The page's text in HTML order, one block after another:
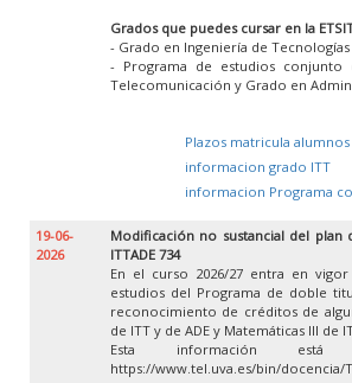
Grados que puedes cursar en la
- Grado en Ingeniería de
- Programa de estudios conjunto
Telecomunicación y Grado en
Plazos matricula
informacion grado ITT
informacion Programa
19-06-
2026
Modificación no sustancial del
ITTADE 734
En el curso 2026/27 entra en
estudios del Programa de doble
reconocimiento de créditos de
de ITT y de ADE y Matemáticas III de
Esta información
https://www.tel.uva.es/bin/